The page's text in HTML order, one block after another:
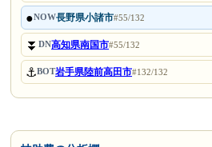
●NOW長野県小諸市#55/132
⏬DN高知県南国市#55/132
⚓BOT岩手県陸前高田市#132/132